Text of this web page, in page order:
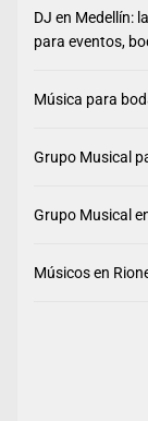
DJ en Medellín:
para eventos,
Música para
Grupo Musical
Grupo Musical
Músicos en